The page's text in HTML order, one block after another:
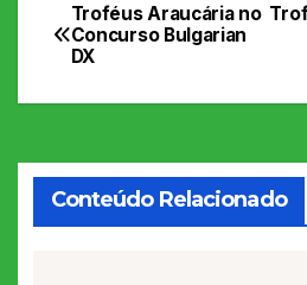
Navegação
de
Troféus Araucária no
Concurso Bulgarian
DX
Conteúdo Relacionado